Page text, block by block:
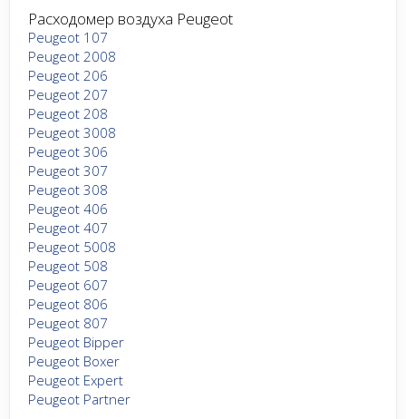
Расходомер воздуха Peugeot
Peugeot 107
Peugeot 2008
Peugeot 206
Peugeot 207
Peugeot 208
Peugeot 3008
Peugeot 306
Peugeot 307
Peugeot 308
Peugeot 406
Peugeot 407
Peugeot 5008
Peugeot 508
Peugeot 607
Peugeot 806
Peugeot 807
Peugeot Bipper
Peugeot Boxer
Peugeot Expert
Peugeot Partner